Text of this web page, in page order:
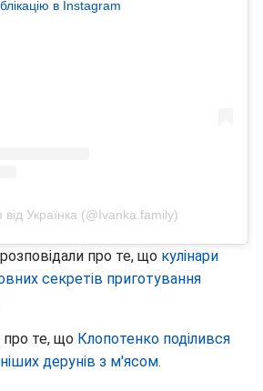
в Instagram
від Українка (@Ivanka.family)
про те, що кулінари
секретів приготування
те, що Клопотенко поділився
дерунів з м'ясом.